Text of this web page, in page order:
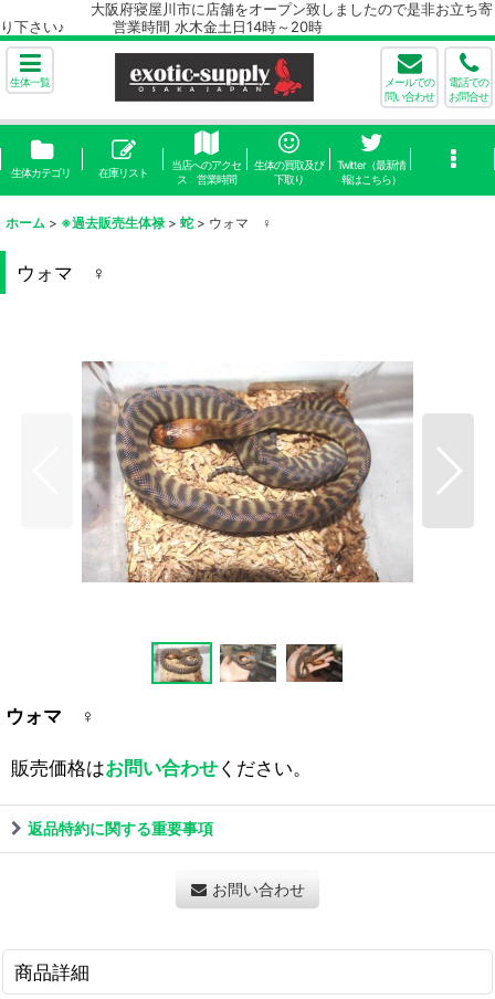
大阪府寝屋川市に店舗をオープン致しましたので是非お立ち寄
り下さい♪ 営業時間 水木金土日14時～20時
生体一覧
メールでの
問い合わせ
電話での
お問合せ
生体カテゴリ 在庫リスト
当店へのアクセ
ス 営業時間
生体の買取及び
下取り
Twitter（最新情
報はこちら）
ホーム > ※過去販売生体禄 > 蛇 > ウォマ ♀
ウォマ ♀
ウォマ ♀
販売価格はお問い合わせください。
返品特約に関する重要事項
お問い合わせ
商品詳細